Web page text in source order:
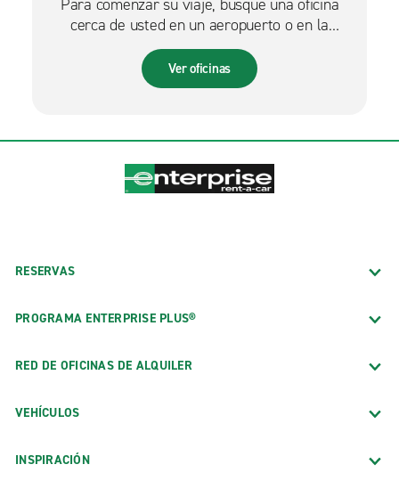
cerca de usted en un aeropuerto o en la
ciudad.
Ver oficinas
RESERVAS
PROGRAMA ENTERPRISE PLUS®
RED DE OFICINAS DE ALQUILER
VEHÍCULOS
INSPIRACIÓN